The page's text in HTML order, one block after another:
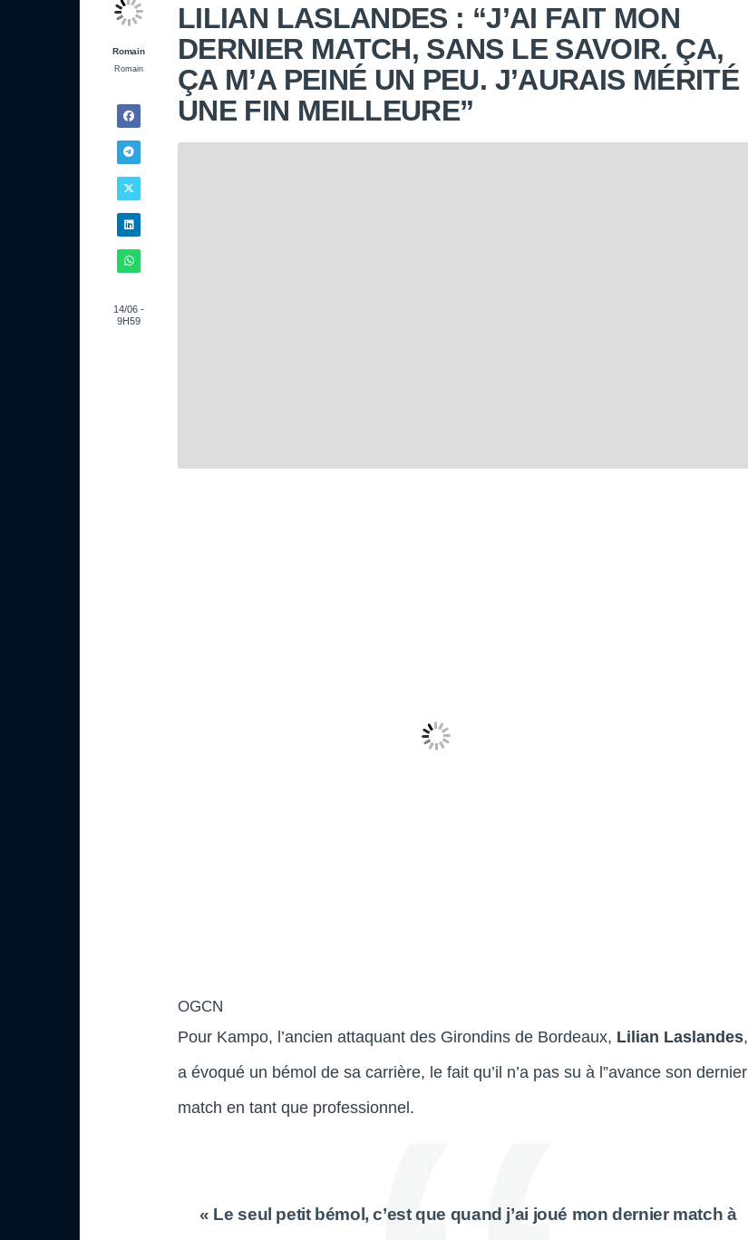
Romain
Romain
14/06 -
9H59
LILIAN LASLANDES : “J’AI FAIT MON
DERNIER MATCH, SANS LE SAVOIR. ÇA,
ÇA M’A PEINÉ UN PEU. J’AURAIS MÉRITÉ
UNE FIN MEILLEURE”
OGCN
Pour Kampo, l’ancien attaquant des Girondins de Bordeaux, Lilian Laslandes,
a évoqué un bémol de sa carrière, le fait qu’il n’a pas su à l”avance son dernier
match en tant que professionnel.
« Le seul petit bémol, c’est que quand j’ai joué mon dernier match à